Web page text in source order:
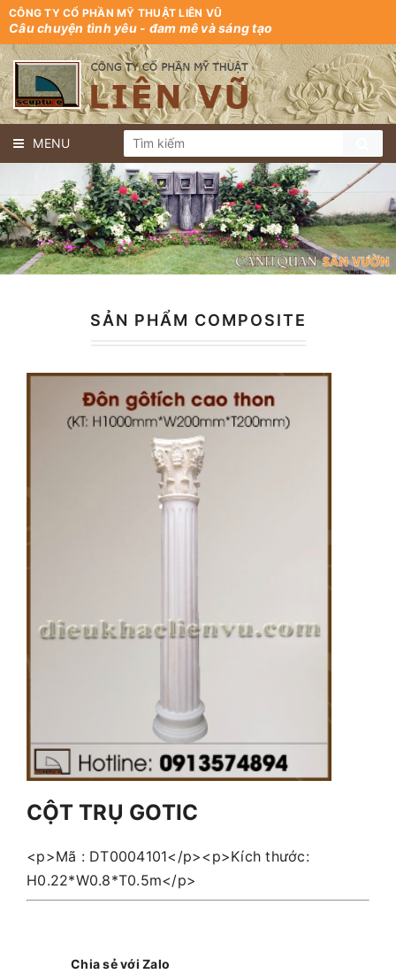
CÔNG TY CỔ PHẦN MỸ THUẬT LIÊN VŨ
Câu chuyện tình yêu - đam mê và sáng tạo
MENU
SẢN PHẨM COMPOSITE
CỘT TRỤ GOTIC
<p>Mã : DT0004101</p><p>Kích thước:
H0.22*W0.8*T0.5m</p>
Chia sẻ với Zalo